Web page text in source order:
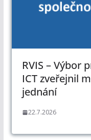
RVIS – Výbor
ICT zveřejnil
jednání
22.7.2026